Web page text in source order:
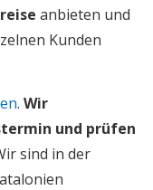
anbieten und
Kunden
. Wir
und prüfen
sind in der